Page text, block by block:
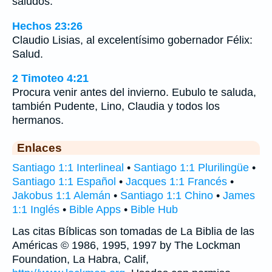
Hechos 23:26
Claudio Lisias, al excelentísimo gobernador Félix:
Salud.
2 Timoteo 4:21
Procura venir antes del invierno. Eubulo te saluda,
también Pudente, Lino, Claudia y todos los
hermanos.
Enlaces
Santiago 1:1 Interlineal • Santiago 1:1 Plurilingüe •
Santiago 1:1 Español • Jacques 1:1 Francés •
Jakobus 1:1 Alemán • Santiago 1:1 Chino • James
1:1 Inglés • Bible Apps • Bible Hub
Las citas Bíblicas son tomadas de La Biblia de las
Américas © 1986, 1995, 1997 by The Lockman
Foundation, La Habra, Calif,